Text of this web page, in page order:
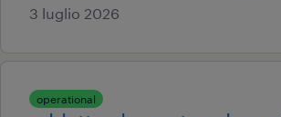
3 luglio 2026
operational